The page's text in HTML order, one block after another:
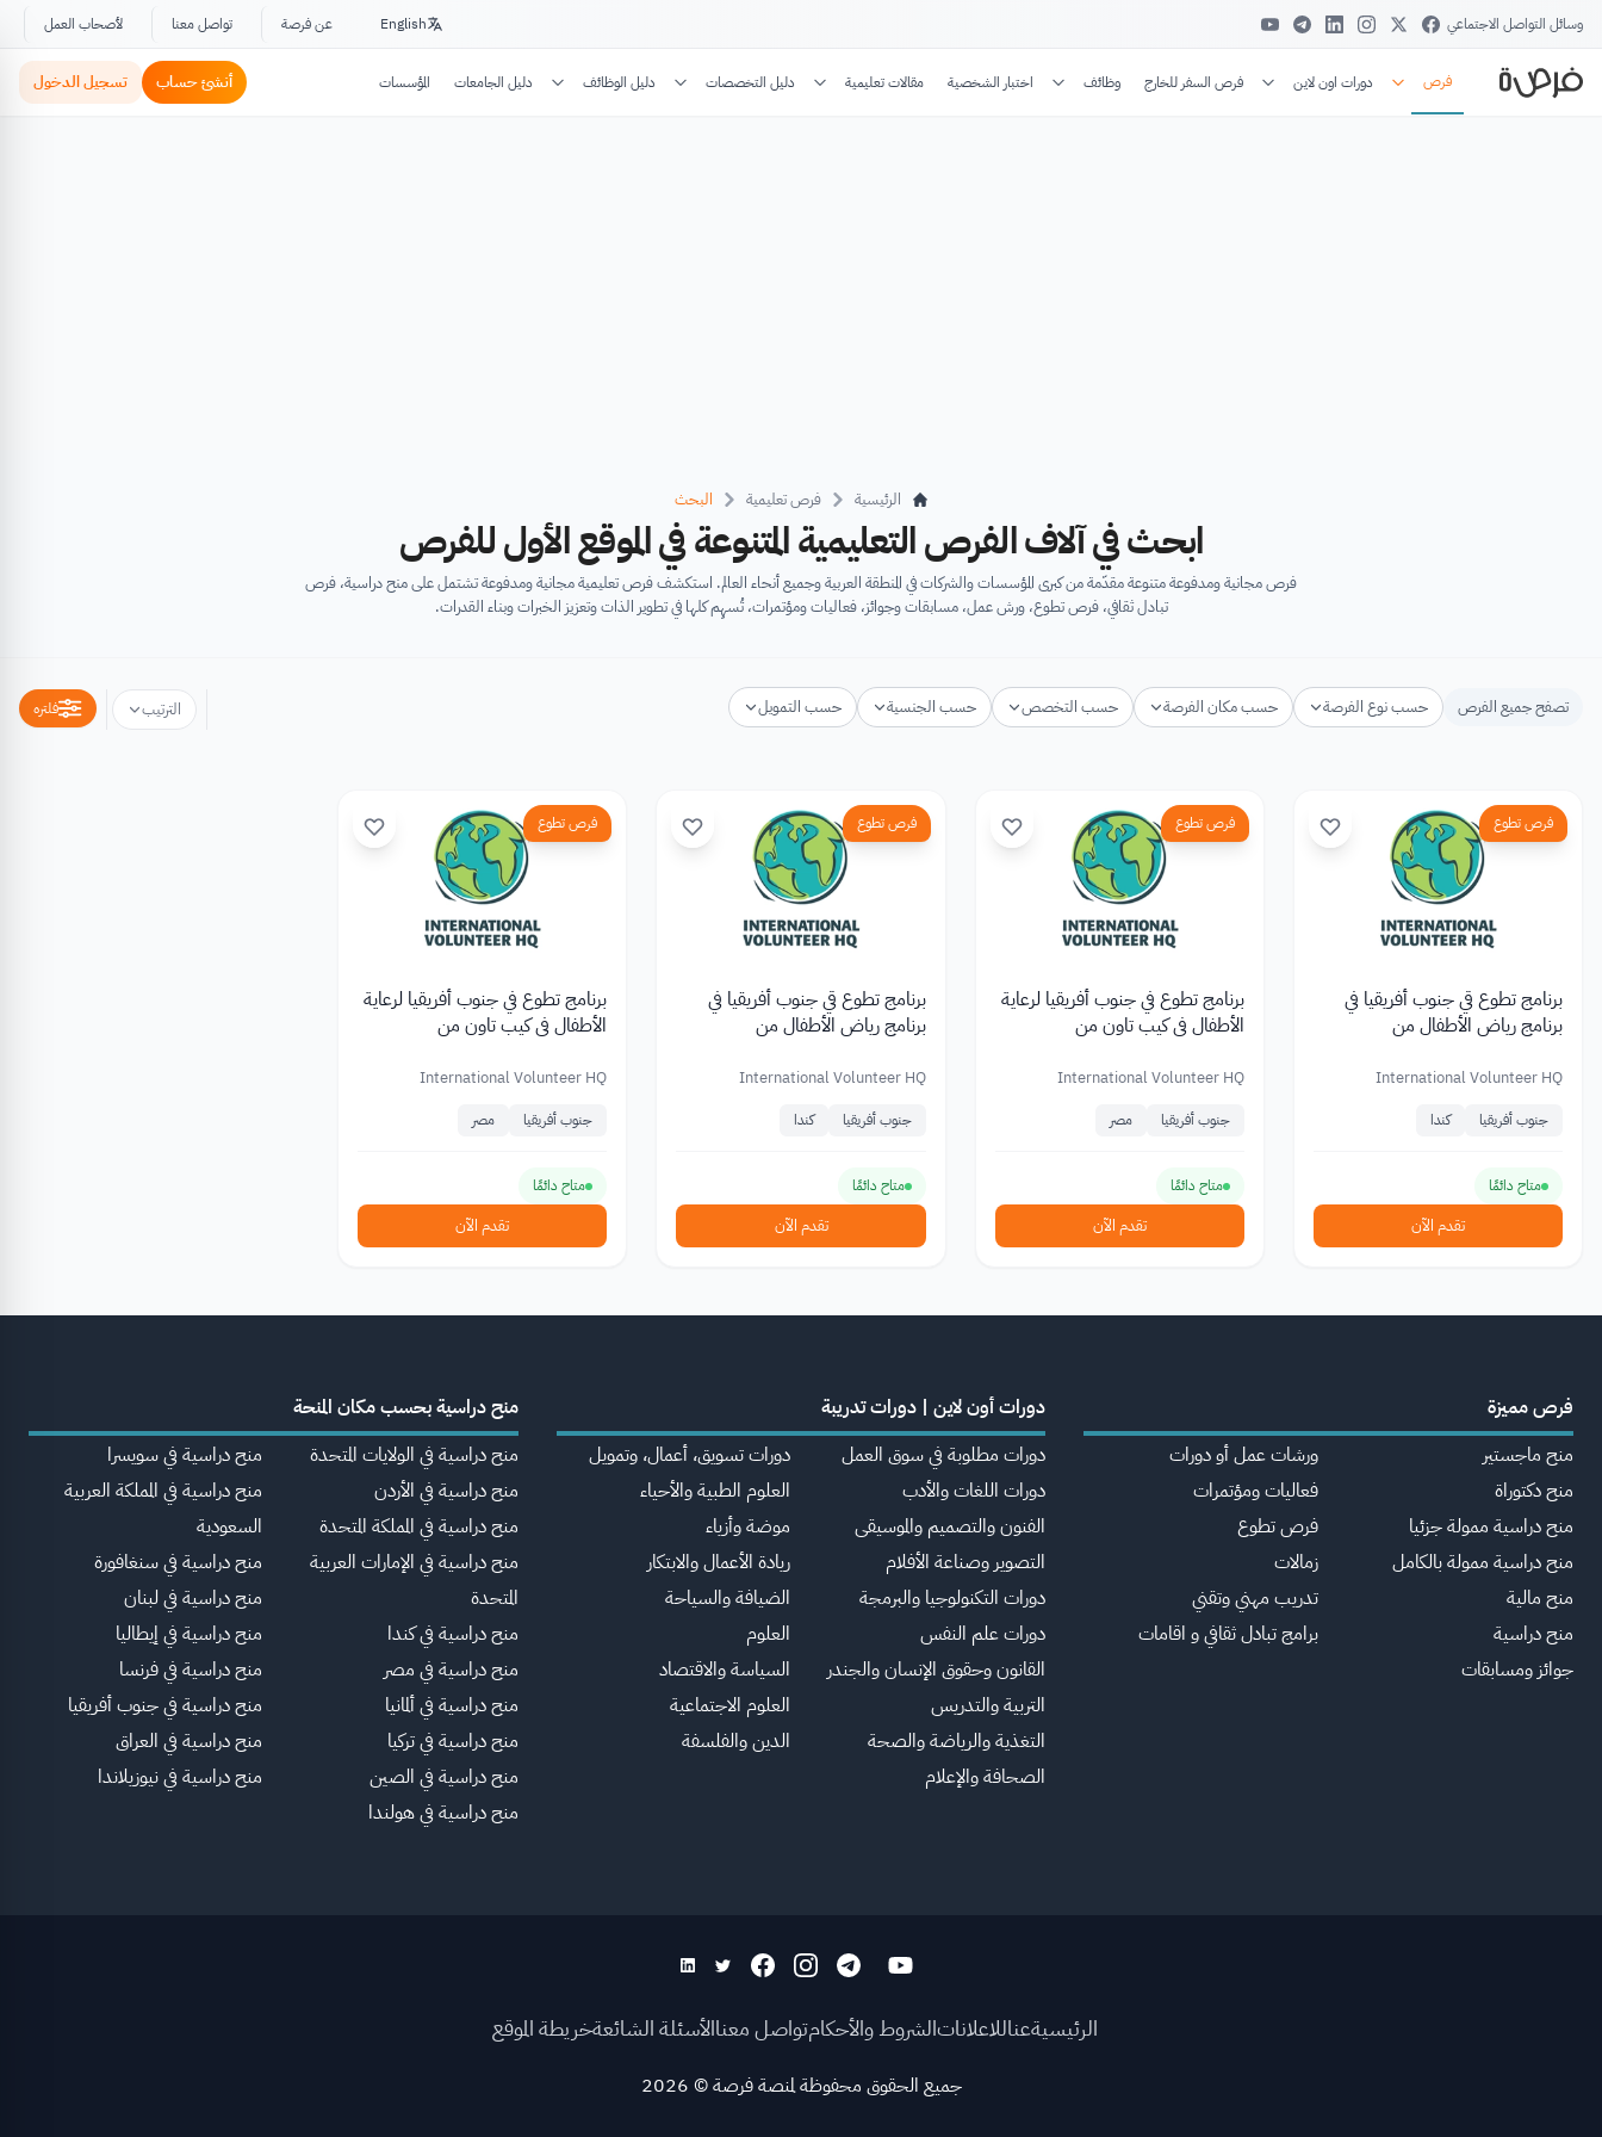
وسائل التواصل الاجتماعي English عن فرصة تواصل معنا لأصحاب العمل
فرص دورات اون لاين فرص السفر للخارج وظائف اختبار الشخصية مقالات تعليمية دليل التخصصات دليل الوظائف دليل الجامعات المؤسسات أنشئ حساب تسجيل الدخول
الرئيسية فرص تعليمية البحث
ابحث في آلاف الفرص التعليمية المتنوعة في الموقع الأول للفرص
فرص مجانية ومدفوعة متنوعة مقدّمة من كبرى المؤسسات والشركات في المنطقة العربية وجميع أنحاء العالم. استكشف فرص تعليمية مجانية ومدفوعة تشتمل على منح دراسية، فرص
تبادل ثقافي، فرص تطوع، ورش عمل، مسابقات وجوائز، فعاليات ومؤتمرات، تُسهِم كلها في تطوير الذات وتعزيز الخبرات وبناء القدرات.
تصفح جميع الفرص حسب نوع الفرصة حسب مكان الفرصة حسب التخصص حسب الجنسية حسب التمويل الترتيب فلتره
فرص تطوع
برنامج تطوع قي جنوب أفريقيا في
برنامج رياض الأطفال من
International Volunteer HQ
جنوب أفريقيا كندا
متاح دائمًا
تقدم الآن
فرص تطوع
برنامج تطوع في جنوب أفريقيا لرعاية
الأطفال في كيب تاون من
International Volunteer HQ
جنوب أفريقيا مصر
متاح دائمًا
تقدم الآن
فرص تطوع
برنامج تطوع قي جنوب أفريقيا في
برنامج رياض الأطفال من
International Volunteer HQ
جنوب أفريقيا كندا
متاح دائمًا
تقدم الآن
فرص تطوع
برنامج تطوع في جنوب أفريقيا لرعاية
الأطفال في كيب تاون من
International Volunteer HQ
جنوب أفريقيا مصر
متاح دائمًا
تقدم الآن
فرص مميزة
منح ماجستير
منح دكتوراة
منح دراسية ممولة جزئيا
منح دراسية ممولة بالكامل
منح مالية
منح دراسية
جوائز ومسابقات
ورشات عمل أو دورات
فعاليات ومؤتمرات
فرص تطوع
زمالات
تدريب مهني وتقني
برامج تبادل ثقافي و اقامات
دورات أون لاين | دورات تدريبة
دورات مطلوبة في سوق العمل
دورات اللغات والأدب
الفنون والتصميم والموسيقى
التصوير وصناعة الأفلام
دورات التكنولوجيا والبرمجة
دورات علم النفس
القانون وحقوق الإنسان والجندر
التربية والتدريس
التغذية والرياضة والصحة
الصحافة والإعلام
دورات تسويق، أعمال، وتمويل
العلوم الطبية والأحياء
موضة وأزياء
ريادة الأعمال والابتكار
الضيافة والسياحة
العلوم
السياسة والاقتصاد
العلوم الاجتماعية
الدين والفلسفة
منح دراسية بحسب مكان المنحة
منح دراسية في الولايات المتحدة
منح دراسية في الأردن
منح دراسية في المملكة المتحدة
منح دراسية في الإمارات العربية
المتحدة
منح دراسية في كندا
منح دراسية في مصر
منح دراسية في ألمانيا
منح دراسية في تركيا
منح دراسية في الصين
منح دراسية في هولندا
منح دراسية في سويسرا
منح دراسية في المملكة العربية
السعودية
منح دراسية في سنغافورة
منح دراسية في لبنان
منح دراسية في إيطاليا
منح دراسية في فرنسا
منح دراسية في جنوب أفريقيا
منح دراسية في العراق
منح دراسية في نيوزيلاندا
الرئيسيةعناللاعلاناتالشروط والأحكامتواصل معناالأسئلة الشائعةخريطة الموقع
جميع الحقوق محفوظة لمنصة فرصة©
2026